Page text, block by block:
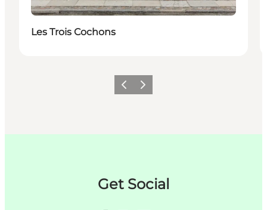
Les Trois Cochons
ForrigeNeste
Get Social